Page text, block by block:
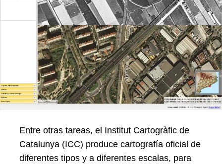
Entre otras tareas, el Institut Cartogràfic de
Catalunya (ICC) produce cartografía oficial de
diferentes tipos y a diferentes escalas, para